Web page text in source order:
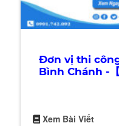
Đơn vị thi
Bình Chánh -
Xem Bài Viết